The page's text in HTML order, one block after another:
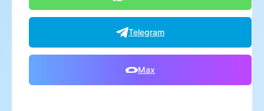
Telegram
Max